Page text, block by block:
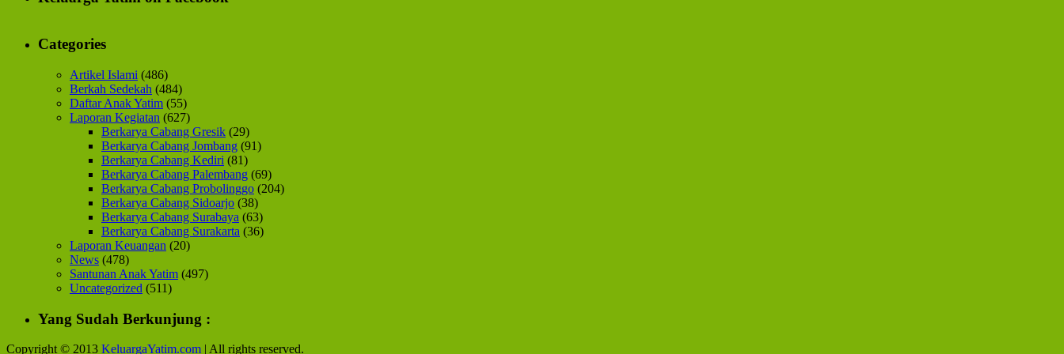
Categories
Artikel Islami (486)
Berkah Sedekah (484)
Daftar Anak Yatim (55)
Laporan Kegiatan (627)
Berkarya Cabang Gresik (29)
Berkarya Cabang Jombang (91)
Berkarya Cabang Kediri (81)
Berkarya Cabang Palembang (69)
Berkarya Cabang Probolinggo (204)
Berkarya Cabang Sidoarjo (38)
Berkarya Cabang Surabaya (63)
Berkarya Cabang Surakarta (36)
Laporan Keuangan (20)
News (478)
Santunan Anak Yatim (497)
Uncategorized (511)
Yang Sudah Berkunjung :
Copyright © 2013 KeluargaYatim.com | All rights reserved.